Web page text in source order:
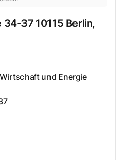
34-37 10115 Berlin,
und Energie